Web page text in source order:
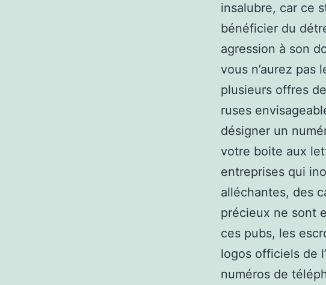
insalubre, car ce
bénéficier du
agression à son
vous n’aurez pas
plusieurs offres
ruses
désigner un
votre boite aux
entreprises qui
alléchantes, des
précieux ne sont
ces pubs, les
logos officiels de
numéros de